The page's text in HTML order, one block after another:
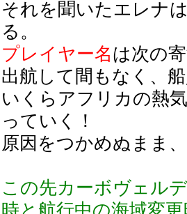
それを聞いたエレナ
る。
プレイヤー名は次の
出航して間もなく、
いくらアフリカの熱
っていく！
原因をつかめぬまま、
この先カーボヴェル
時と航行中の海域変